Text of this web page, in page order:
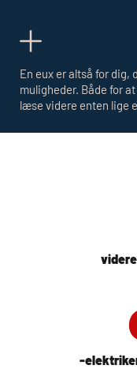
En eux er altså for dig,
muligheder. Både for
læse videre enten lige
-